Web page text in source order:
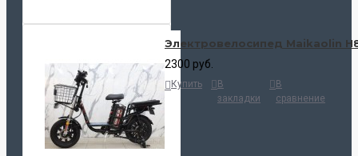
Электровелосипед Maikaolin
2300 руб.
Купить
В
закладки
В
сравнение